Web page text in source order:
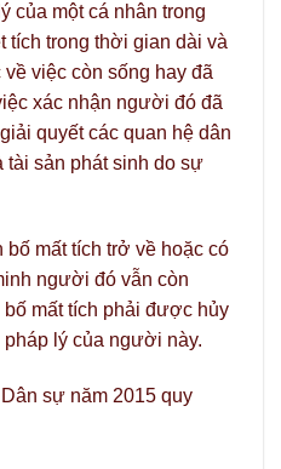
của một cá nhân trong
trong thời gian dài và
việc còn sống hay đã
xác nhận người đó đã
quyết các quan hệ dân
tài sản phát sinh do sự
mất tích trở về hoặc có
người đó vẫn còn
mất tích phải được hủy
lý của người này.
sự năm 2015 quy